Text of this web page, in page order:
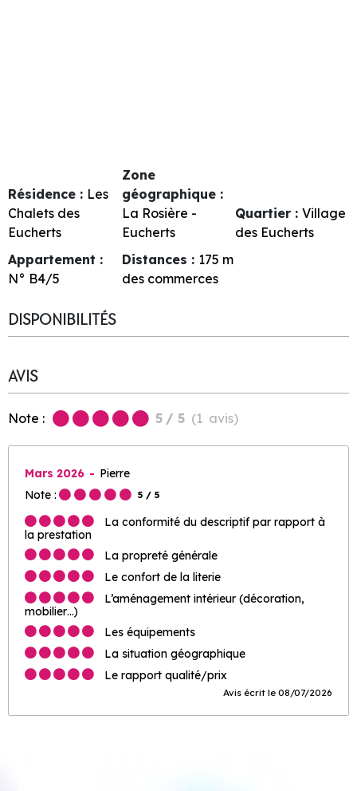
Résidence : Les
Chalets des
Eucherts
Zone
géographique :
La Rosière -
Eucherts
Quartier :Village
des Eucherts
Appartement :
N° B4/5
Distances : 175 m
des commerces
DISPONIBILITÉS
AVIS
Note : 5 / 5 (1 avis)
Mars 2026
Pierre
Note :
5 / 5
La conformité du descriptif par rapport à
la prestation
La propreté générale
Le confort de la literie
L’aménagement intérieur (décoration,
mobilier…)
Les équipements
La situation géographique
Le rapport qualité/prix
Avis écrit le 08/07/2026